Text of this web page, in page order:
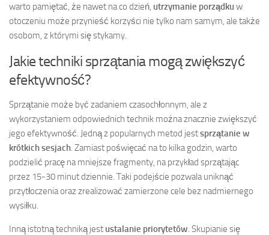
warto pamiętać, że nawet na co dzień, utrzymanie porządkuw
otoczeniu może przynieść korzyści nie tylko nam samym, ale także
osobom, z którymi się stykamy.
Jakie techniki sprzątania mogą zwiększyć
efektywność?
Sprzątanie może być zadaniem czasochłonnym, ale z
wykorzystaniem odpowiednich technik można znacznie zwiększyć
jego efektywność. Jedną z popularnych metod jestsprzątanie w
krótkich sesjach. Zamiast poświęcać na to kilka godzin, warto
podzielić pracę na mniejsze fragmenty, na przykład sprzątając
przez 15-30 minut dziennie. Taki podejście pozwala uniknąć
przytłoczenia oraz zrealizować zamierzone cele bez nadmiernego
wysiłku.
Inną istotną techniką jest ustalanie priorytetów. Skupianie się